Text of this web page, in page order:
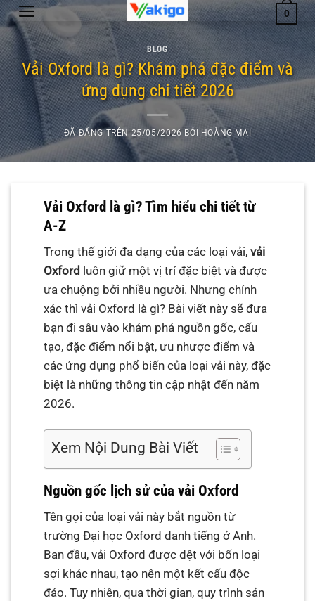
Chuyển
đến
nội
dung
0
BLOG
Vải Oxford là gì? Khám phá đặc điểm và
ứng dụng chi tiết 2026
ĐÃ ĐĂNG TRÊN25/05/2026 BỞI HOÀNG MAI
Vải Oxford là gì? Tìm hiểu chi tiết từ
A-Z
Trong thế giới đa dạng của các loại vải,vải
Oxford luôn giữ một vị trí đặc biệt và được
ưa chuộng bởi nhiều người. Nhưng chính
xác thì vải Oxford là gì? Bài viết này sẽ đưa
bạn đi sâu vào khám phá nguồn gốc, cấu
tạo, đặc điểm nổi bật, ưu nhược điểm và
các ứng dụng phổ biến của loại vải này, đặc
biệt là những thông tin cập nhật đến năm
2026.
Xem Nội Dung Bài Viết
Nguồn gốc lịch sử của vải Oxford
Tên gọi của loại vải này bắt nguồn từ
trường Đại học Oxford danh tiếng ở Anh.
Ban đầu, vải Oxford được dệt với bốn loại
sợi khác nhau, tạo nên một kết cấu độc
đáo. Tuy nhiên, qua thời gian, quy trình sản